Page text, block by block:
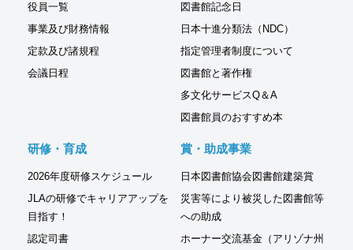
役員一覧
事業及び財務情報
定款及び諸規程
会議日程
図書館記念日
日本十進分類法（NDC）
指定管理者制度について
図書館と著作権
多文化サービスQ＆A
図書館員のおすすめ本
研修・育成
2026年度研修スケジュール
JLAの研修でキャリアアップを
目指す！
認定司書
賞・助成事業
日本図書館協会図書館建築賞
災害等により被災した図書館等
への助成
ホーナー交流基金（アリゾナ州